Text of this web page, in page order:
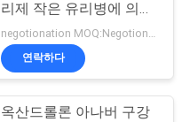
리제 작은 유리병에 의하
여 레테르를 붙입니다
negotionation MOQ:Negotionation
연락하다
옥산드롤론 아나버 구강